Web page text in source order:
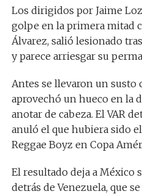
Los dirigidos por Jaime
golpe en la primera mitad
Álvarez, salió lesionado
y parece arriesgar su
Antes se llevaron un
aprovechó un hueco en la
anotar de cabeza. El VAR
anuló el que hubiera sido
Reggae Boyz en Copa
El resultado deja a México
detrás de Venezuela, que